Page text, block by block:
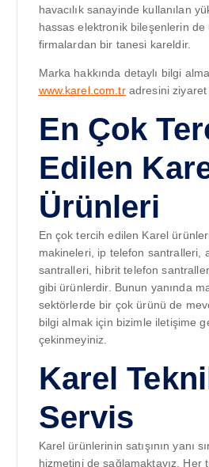
havacılık sanayinde kullanılan
hassas elektronik bileşenlerin
firmalardan bir tanesi kareldir.
Marka hakkında detaylı bilgi
www.karel.com.tradresini ziyaret
En Çok
Edilen
Ürünleri
En çok tercih edilen Karel
makineleri, ip telefon santralleri,
santralleri, hibrit telefon
gibi ürünlerdir. Bunun yanında
sektörlerde bir çok ürünü de
bilgi almak için bizimle iletişime
çekinmeyiniz.
Karel
Servis
Karel ürünlerinin satışının yanı
hizmetini de sağlamaktayız. Her